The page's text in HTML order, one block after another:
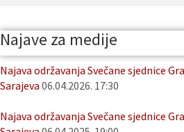
Najave za medije
Najava održavanja Svečane sjednice
Sarajeva 06.04.2026. 17:30
Najava održavanja Svečane sjednice